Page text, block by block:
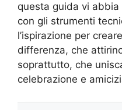
questa guida vi
con gli strumenti
l’ispirazione per
differenza, che
soprattutto, che
celebrazione e